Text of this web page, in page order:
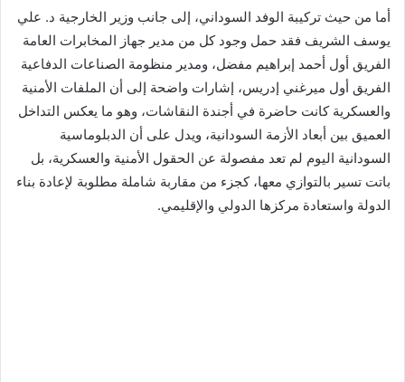
أما من حيث تركيبة الوفد السوداني، إلى جانب وزير الخارجية د. علي
يوسف الشريف فقد حمل وجود كل من مدير جهاز المخابرات العامة
الفريق أول أحمد إبراهيم مفضل، ومدير منظومة الصناعات الدفاعية
الفريق أول ميرغني إدريس، إشارات واضحة إلى أن الملفات الأمنية
والعسكرية كانت حاضرة في أجندة النقاشات، وهو ما يعكس التداخل
العميق بين أبعاد الأزمة السودانية، ويدل على أن الدبلوماسية
السودانية اليوم لم تعد مفصولة عن الحقول الأمنية والعسكرية، بل
باتت تسير بالتوازي معها، كجزء من مقاربة شاملة مطلوبة لإعادة بناء
الدولة واستعادة مركزها الدولي والإقليمي.